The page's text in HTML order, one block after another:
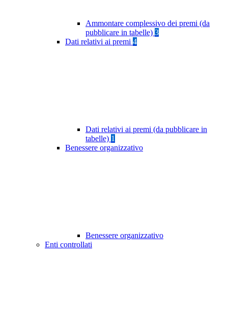
Ammontare complessivo dei premi (da
pubblicare in tabelle) 3
Dati relativi ai premi 4
Dati relativi ai premi (da pubblicare in
tabelle) 1
Benessere organizzativo
Benessere organizzativo
Enti controllati